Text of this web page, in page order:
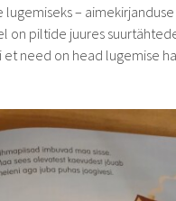
lugemiseks –
on piltide juures
need on head lugemise